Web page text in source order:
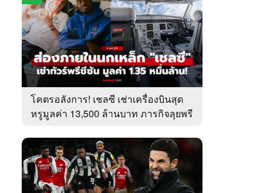
โคตรอลังการ! เชลซี เช่าเครื่องบินสุด
หรูมูลค่า 13,500 ล้านบาท ภารกิจลุยพรี